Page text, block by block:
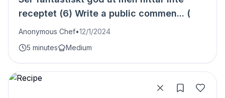
receptet (6) Write a public commen... (
Anonymous Chef•12/1/2024
5 minutes
Medium